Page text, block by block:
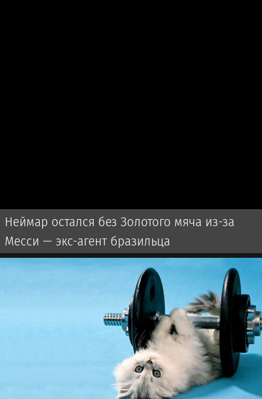
Неймар остался без Золотого мяча из-за
Месси — экс-агент бразильца